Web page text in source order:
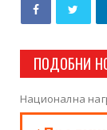
ПОДОБНИ
Национална